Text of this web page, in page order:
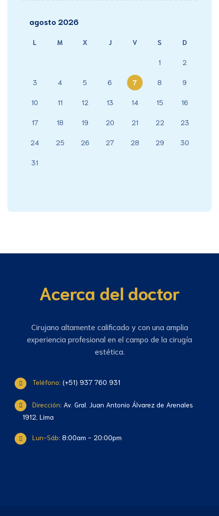
agosto 2026
L M X J V S D
1 2
3 4 5 6 7 8 9
10 11 12 13 14 15 16
17 18 19 20 21 22 23
24 25 26 27 28 29 30
31
Acerca del doctor
Cirujano altamente calificado y con una amplia
experiencia profesional en el campo de la cirugía
estética.
Teléfono: (+51) 937 760 931
Dirección: Av. Gral. Juan Antonio Álvarez de Arenales
1912, Lima
Lun-Sáb: 8:00am - 20:00pm